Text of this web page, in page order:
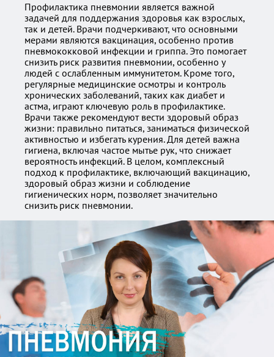
Профилактика пневмонии является важной
задачей для поддержания здоровья как взрослых,
так и детей. Врачи подчеркивают, что основными
мерами являются вакцинация, особенно против
пневмококковой инфекции и гриппа. Это помогает
снизить риск развития пневмонии, особенно у
людей с ослабленным иммунитетом. Кроме того,
регулярные медицинские осмотры и контроль
хронических заболеваний, таких как диабет и
астма, играют ключевую роль в профилактике.
Врачи также рекомендуют вести здоровый образ
жизни: правильно питаться, заниматься физической
активностью и избегать курения. Для детей важна
гигиена, включая частое мытье рук, что снижает
вероятность инфекций. В целом, комплексный
подход к профилактике, включающий вакцинацию,
здоровый образ жизни и соблюдение
гигиенических норм, позволяет значительно
снизить риск пневмонии.